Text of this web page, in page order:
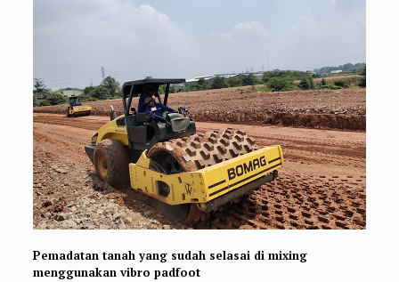
Pemadatan tanah yang sudah selasai di mixing
menggunakan vibro padfoot